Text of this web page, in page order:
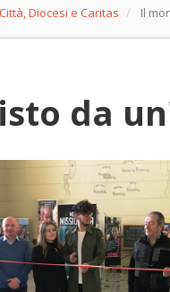
Diocesi e Caritas Il
da